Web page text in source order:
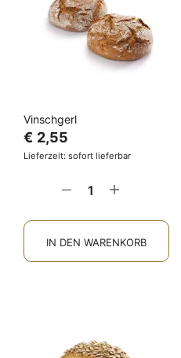
Vinschgerl
€ 2,55
Lieferzeit: sofort lieferbar
IN DEN WARENKORB